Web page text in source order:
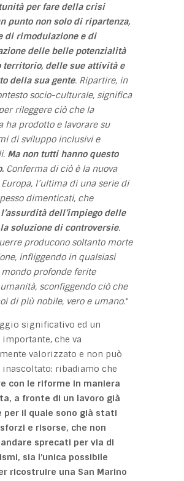
per fare della crisi
punto non solo di ripartenza,
di rimodulazione e di
delle belle potenzialità
territorio, delle sue attività e
della sua gente. Ripartire, in
socio-culturale, significa
rileggere ciò che la
ha prodotto e lavorare su
di sviluppo inclusivi e
Ma non tutti hanno questo
Conferma di ciò è la nuova
l’ultima di una serie di
dimenticati, che
l’assurdità dell’impiego delle
soluzione di controversie.
producono soltanto morte
infliggendo in qualsiasi
profonde ferite
sconfiggendo ciò che
di più nobile, vero e umano.“
significativo ed un
che va
valorizzato e non può
inascoltato: ribadiamo che
con le riforme in maniera
a fronte di un lavoro già
per il quale sono già stati
e risorse, che non
sprecati per via di
sia l’unica possibile
ricostruire una San Marino